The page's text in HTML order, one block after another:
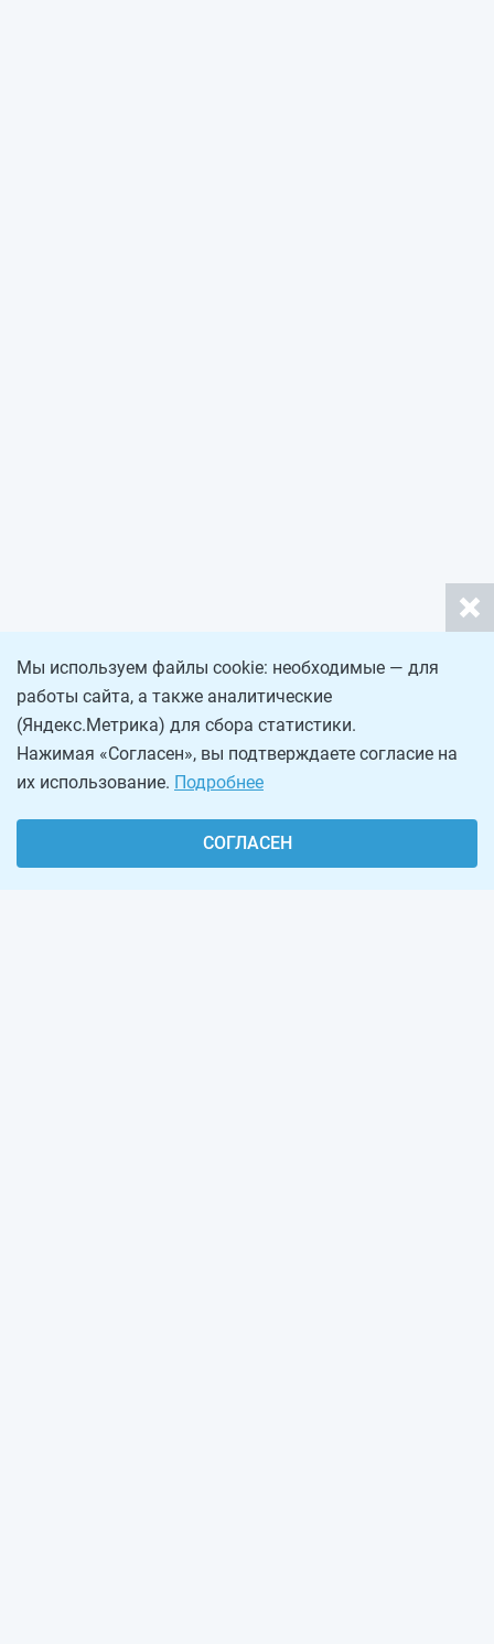
Мы используем файлы cookie: необходимые — для
работы сайта, а также аналитические
(Яндекс.Метрика) для сбора статистики.
Нажимая «Согласен», вы подтверждаете согласие на
их использование. Подробнее
СОГЛАСЕН